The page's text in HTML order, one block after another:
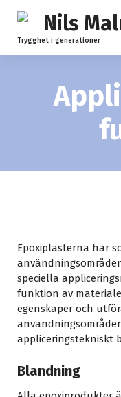
p
n
Trygghet i generationer
Epoxiplasterna har
speciella
funktion av
egenskaper och
appliceringstekniskt
Blandning